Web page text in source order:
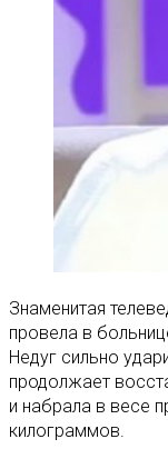
Знаменитая
провела в
Недуг сильно
продолжает
и набрала в весе
килограммов.